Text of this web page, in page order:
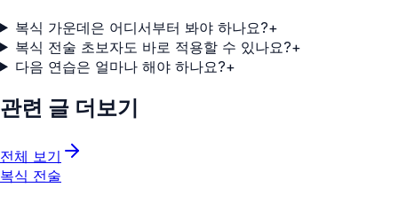
복식 가운데은 어디서부터 봐야 하나요?+
복식 전술 초보자도 바로 적용할 수 있나요?+
다음 연습은 얼마나 해야 하나요?+
관련 글 더보기
전체 보기
복식 전술